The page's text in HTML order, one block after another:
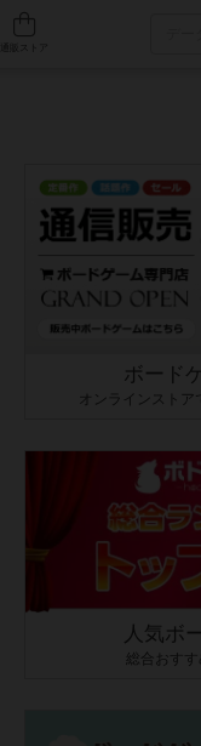
人気ボードゲーム
ボード
オンラインスト
人気ボ
総合おす